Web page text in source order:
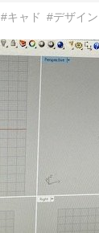
#キャド #デザイン